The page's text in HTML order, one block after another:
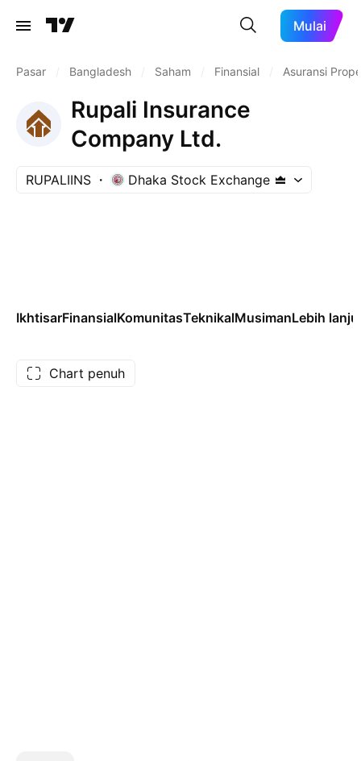
Mulai
Pasar Bangladesh Saham Finansial Asuransi
Rupali Insurance
Company Ltd.
RUPALIINS Dhaka Stock Exchange
IkhtisarFinansialKomunitasTeknikalMusimanLebih
Chart penuh